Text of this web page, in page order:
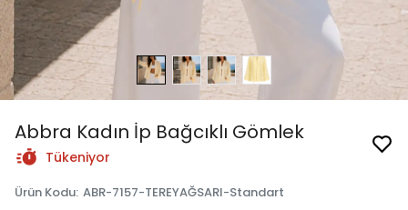
Abbra Kadın İp Bağcıklı Gömlek
Tükeniyor
Ürün Kodu: ABR-7157-TEREYAĞSARI-Standart